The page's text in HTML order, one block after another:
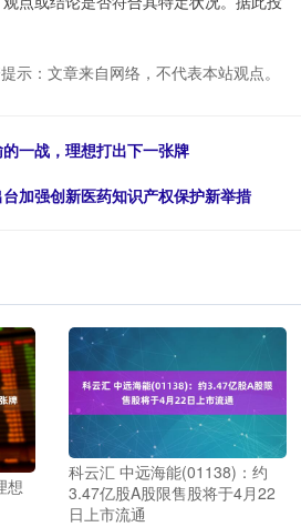
示：文章来自网络，不代表本站观点。
一战，理想打出下一张牌
加强创新医药知识产权保护新举措
想
科云汇 中远海能(01138)：约
3.47亿股A股限售股将于4月22
日上市流通